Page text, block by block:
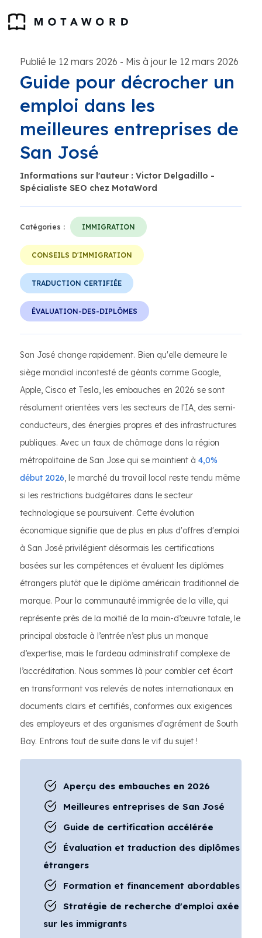
Publié le 12 mars 2026 - Mis à jour le 12 mars 2026
Guide pour décrocher un
emploi dans les
meilleures entreprises de
San José
Informations sur l'auteur : Victor Delgadillo -
Spécialiste SEO chez MotaWord
Catégories : IMMIGRATION
CONSEILS D'IMMIGRATION
TRADUCTION CERTIFIÉE
ÉVALUATION-DES-DIPLÔMES
San José change rapidement. Bien qu'elle demeure le
siège mondial incontesté de géants comme Google,
Apple, Cisco et Tesla, les embauches en 2026 se sont
résolument orientées vers les secteurs de l'IA, des semi-
conducteurs, des énergies propres et des infrastructures
publiques. Avec un taux de chômage dans la région
métropolitaine de San Jose qui se maintient à 4,0%
début 2026, le marché du travail local reste tendu même
si les restrictions budgétaires dans le secteur
technologique se poursuivent. Cette évolution
économique signifie que de plus en plus d'offres d'emploi
à San José privilégient désormais les certifications
basées sur les compétences et évaluent les diplômes
étrangers plutôt que le diplôme américain traditionnel de
marque. Pour la communauté immigrée de la ville, qui
représente près de la moitié de la main-d’œuvre totale, le
principal obstacle à l’entrée n’est plus un manque
d’expertise, mais le fardeau administratif complexe de
l’accréditation. Nous sommes là pour combler cet écart
en transformant vos relevés de notes internationaux en
documents clairs et certifiés, conformes aux exigences
des employeurs et des organismes d'agrément de South
Bay. Entrons tout de suite dans le vif du sujet !
Aperçu des embauches en 2026
Meilleures entreprises de San José
Guide de certification accélérée
Évaluation et traduction des diplômes
étrangers
Formation et financement abordables
Stratégie de recherche d'emploi axée
sur les immigrants